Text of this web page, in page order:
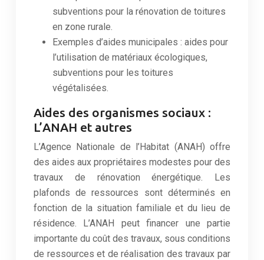
subventions pour la rénovation de toitures
en zone rurale.
Exemples d’aides municipales : aides pour
l’utilisation de matériaux écologiques,
subventions pour les toitures
végétalisées.
Aides des organismes sociaux :
L’ANAH et autres
L’Agence Nationale de l’Habitat (ANAH) offre
des aides aux propriétaires modestes pour des
travaux de rénovation énergétique. Les
plafonds de ressources sont déterminés en
fonction de la situation familiale et du lieu de
résidence. L’ANAH peut financer une partie
importante du coût des travaux, sous conditions
de ressources et de réalisation des travaux par